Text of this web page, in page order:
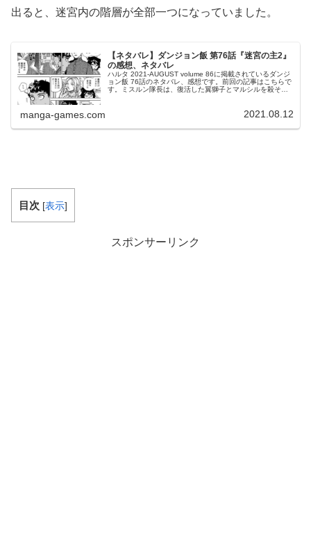
出ると、迷宮内の階層が全部一つになっていました。
【ネタバレ】ダンジョン飯 第76話『迷宮の主2』
の感想、ネタバレ
ハルタ 2021-AUGUST volume 86に掲載されているダンジ
ョン飯 76話のネタバレ、感想です。前回の記事はこちらで
す。ミスルン隊長は、復活した翼獅子とマルシルを殺そう
manga-games.com 2021.08.12
目次 [表示]
スポンサーリンク